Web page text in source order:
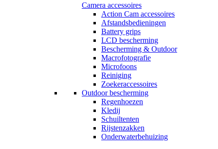
Camera accessoires
Action Cam accessoires
Afstandsbedieningen
Battery grips
LCD bescherming
Bescherming & Outdoor
Macrofotografie
Microfoons
Reiniging
Zoekeraccessoires
Outdoor bescherming
Regenhoezen
Kledij
Schuiltenten
Rijstenzakken
Onderwaterbehuizing